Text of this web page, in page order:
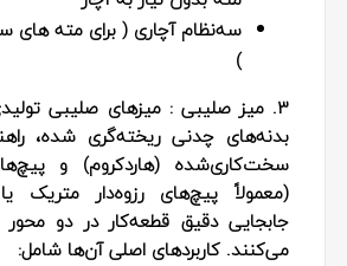
سه‌نظام آچاری ( برای مته‌ های
)
3. میز صلیبی :
میزهای صلیبی
بدنه‌های چدنی ریخته‌گری شده،
سخت‌کاری‌شده (هاردکروم) و
(معمولاً پیچ‌های رزوه‌دار متریک
می‌کنند. کاربردهای اصلی آن‌ها شامل: